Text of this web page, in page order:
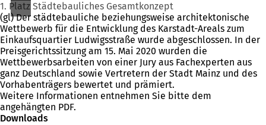
1. Platz Städtebauliches Gesamtkonzept
(gl) Der städtebauliche beziehungsweise architektonische
Wettbewerb für die Entwicklung des Karstadt-Areals zum
Einkaufsquartier Ludwigsstraße wurde abgeschlossen. In der
Preisgerichtssitzung am 15. Mai 2020 wurden die
Wettbewerbsarbeiten von einer Jury aus Fachexperten aus
ganz Deutschland sowie Vertretern der Stadt Mainz und des
Vorhabenträgers bewertet und prämiert.
Weitere Informationen entnehmen Sie bitte dem
angehängten PDF.
Downloads